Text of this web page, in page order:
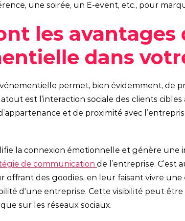
une soirée, un E-event, etc., pour
les
dans
permet, bien évidemment, de
est l’interaction sociale des clients
et de proximité avec
la connexion émotionnelle et génère une
de communicationde l’entreprise. C’est
offrant des goodies, en leur faisant vivre
d'une entreprise. Cette visibilité peut
sur les réseaux sociaux.